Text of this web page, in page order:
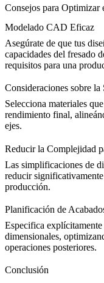
Consejos para Optimizar
Modelado CAD Eficaz
Asegúrate de que tus
capacidades del fresado
requisitos para una
Consideraciones sobre
Selecciona materiales
rendimiento final,
ejes.
Reducir la Complejidad
Las simplificaciones de
reducir
producción.
Planificación de
Especifica
dimensionales,
operaciones posteriores.
Conclusión